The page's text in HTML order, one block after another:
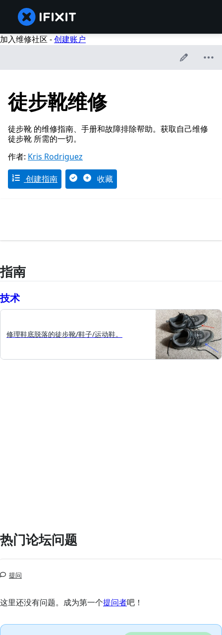
加入维修社区 -创建账户
徒步靴维修
徒步靴 的维修指南、手册和故障排除帮助。获取自己维修
徒步靴 所需的一切。
作者: Kris Rodriguez
创建指南 收藏
指南
技术
修理鞋底脱落的徒步靴/鞋子/运动鞋。
热门论坛问题
提问
这里还没有问题。成为第一个提问者吧！